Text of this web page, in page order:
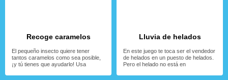
Recoge caramelos
El pequeño insecto quiere tener
tantos caramelos como sea posible,
¡y tú tienes que ayudarlo! Usa
Lluvia de helados
En este juego te toca ser el vendedor
de helados en un puesto de helados.
Pero el helado no está en